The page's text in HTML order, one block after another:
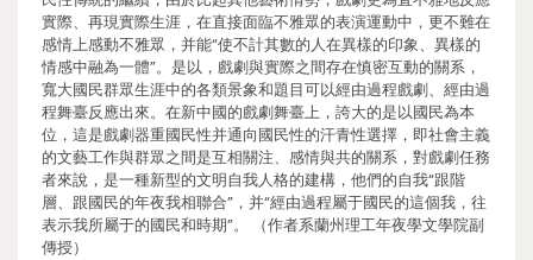
實際、再現實際生涯，在直接面臨不雅眾的表演運動中，更不難在
感情上感動不雅眾，并能“使不計其數的人在異樣的印象、異樣的
情感中融為一體”。是以，戲劇與實際之間存在慎密互動的關系，
寬大國民群眾生涯中的各類景象和題目可以經由過程戲劇、經由過
程舞臺反應出來。在新中國的戲劇舞臺上，誇大的是以國民為本
位，這是戲劇器重國民性并通向國民性的汗青性選擇，即社會主義
的文藝工作與群眾之間是互相關注、感情與共的關系，對戲劇任務
者來說，是一種新型的文明自我人格的建構，他們的自我“跟階
層、跟國民的年夜我相聯合”，并“經由過程屬于國民的這個我，往
表示我所屬于的國民和時期”。 （作者系蘭州理工年夜學文學院副
傳授）